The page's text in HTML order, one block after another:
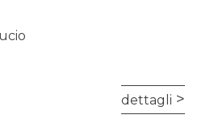
dettagli